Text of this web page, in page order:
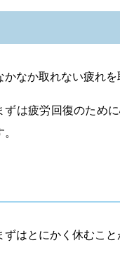
かなか取れない疲れ
ずは疲労回復のため
ずはとにかく休むこと